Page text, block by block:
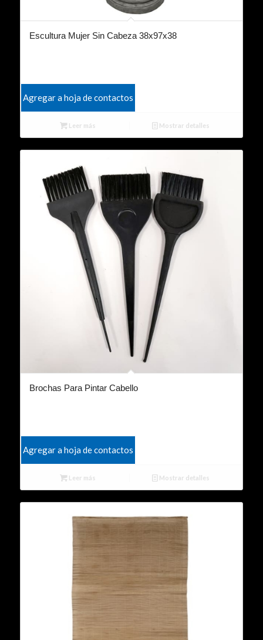
Escultura Mujer Sin Cabeza 38x97x38
Agregar a hoja de contactos
Leer más Mostrar detalles
Brochas Para Pintar Cabello
Agregar a hoja de contactos
Leer más Mostrar detalles